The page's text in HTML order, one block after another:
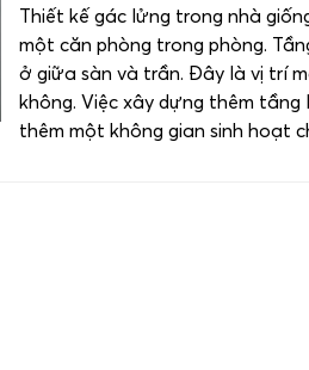
Thiết kế gác lửng trong nhà
một căn phòng trong phòng.
ở giữa sàn và trần. Đây là vị trí
không. Việc xây dựng thêm tầng
thêm một không gian sinh hoạt